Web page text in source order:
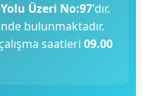
Üzeri No:97'dır.
bulunmaktadır.
saatleri 09.00